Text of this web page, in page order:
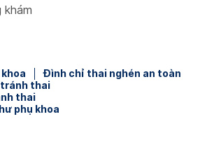
khám
Đình chỉ thai nghén an toàn
thai
thai
phụ khoa